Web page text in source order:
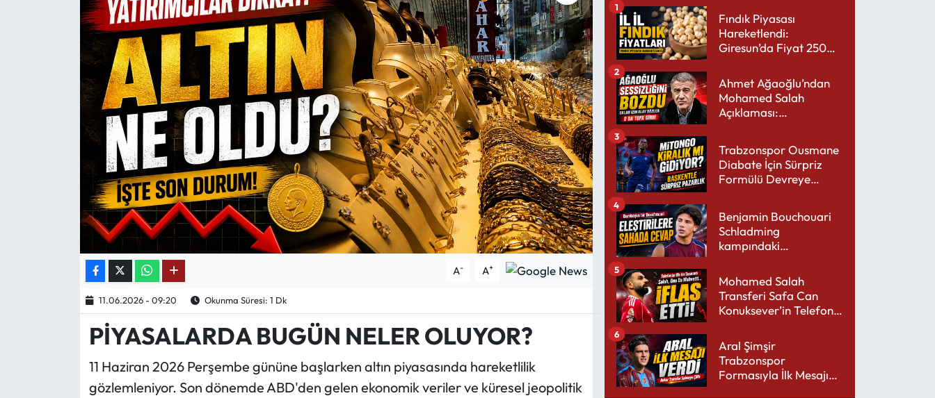
A- A+
11.06.2026 - 09:20 Okunma Süresi: 1 Dk
PİYASALARDA BUGÜN NELER OLUYOR?
11 Haziran 2026 Perşembe gününe başlarken altın piyasasında hareketlilik
gözlemleniyor. Son dönemde ABD'den gelen ekonomik veriler ve küresel jeopolitik
Fındık Piyasası
Hareketlendi:
Giresun’da Fiyat 250
1
Ahmet Ağaoğlu’ndan
Mohamed Salah
Açıklaması:
2
Trabzonspor Ousmane
Diabate İçin Sürpriz
Formülü Devreye
3
Benjamin Bouchouari
Schladming
kampındaki
4
Mohamed Salah
Transferi Safa Can
Konuksever’in Telefon
5
Aral Şimşir
Trabzonspor
Formasıyla İlk Mesajını
6
Röportaj
Manşet
Köşe Yazıları
Karikatür Galeri
ASTROLOJİ
Spor Yazıları
Mektup Galeri
Ekonomi